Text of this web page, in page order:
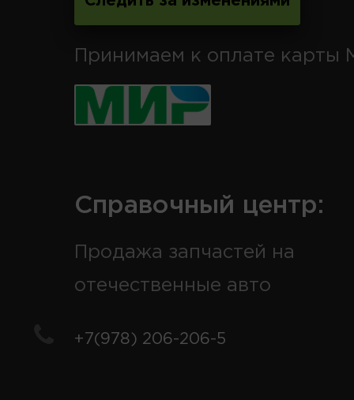
Принимаем к оплате карты
Справочный центр:
Продажа запчастей на
отечественные авто
+7(978) 206-206-5